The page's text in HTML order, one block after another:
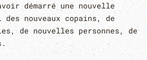
démarré une nouvelle
des nouveaux copains, de
de nouvelles personnes, de